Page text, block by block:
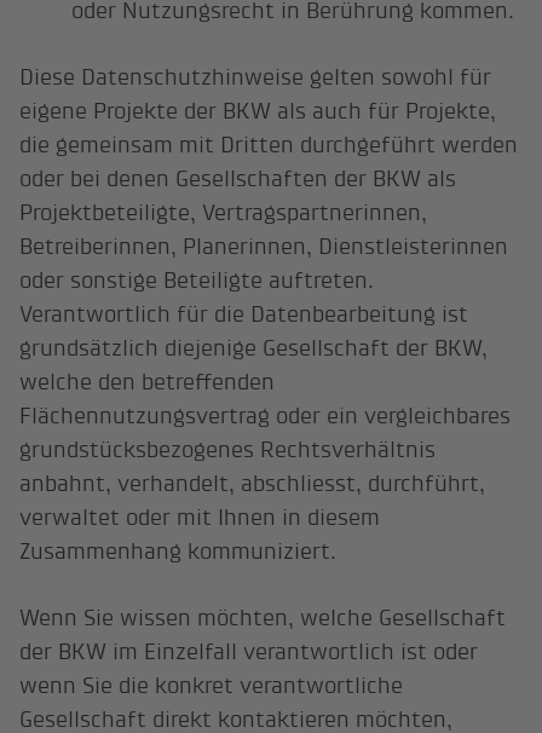
oder Nutzungsrecht in Berührung kommen.
Diese Datenschutzhinweise gelten sowohl für
eigene Projekte der BKW als auch für Projekte,
die gemeinsam mit Dritten durchgeführt werden
oder bei denen Gesellschaften der BKW als
Projektbeteiligte, Vertragspartnerinnen,
Betreiberinnen, Planerinnen, Dienstleisterinnen
oder sonstige Beteiligte auftreten.
Verantwortlich für die Datenbearbeitung ist
grundsätzlich diejenige Gesellschaft der BKW,
welche den betreffenden
Flächennutzungsvertrag oder ein vergleichbares
grundstücksbezogenes Rechtsverhältnis
anbahnt, verhandelt, abschliesst, durchführt,
verwaltet oder mit Ihnen in diesem
Zusammenhang kommuniziert.
Wenn Sie wissen möchten, welche Gesellschaft
der BKW im Einzelfall verantwortlich ist oder
wenn Sie die konkret verantwortliche
Gesellschaft direkt kontaktieren möchten,